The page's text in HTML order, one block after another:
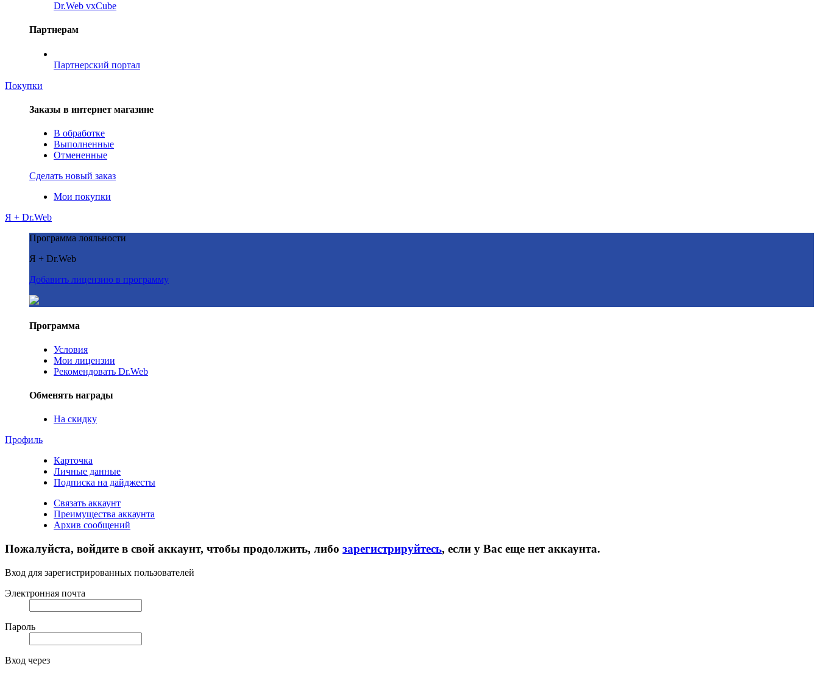
Dr.Web vxCube
Партнерам
Партнерский портал
Покупки
Заказы в интернет магазине
В обработке
Выполненные
Отмененные
Сделать новый заказ
Мои покупки
Я + Dr.Web
Программа лояльности
Я + Dr.Web
Добавить лицензию в программу
Программа
Условия
Мои лицензии
Рекомендовать Dr.Web
Обменять награды
На скидку
Профиль
Карточка
Личные данные
Подписка на дайджесты
Связать аккаунт
Преимущества аккаунта
Архив сообщений
Пожалуйста, войдите в свой аккаунт, чтобы продолжить, либо зарегистрируйтесь, если у Вас еще нет аккаунта.
Вход для зарегистрированных пользователей
Электронная почта
Пароль
Вход через